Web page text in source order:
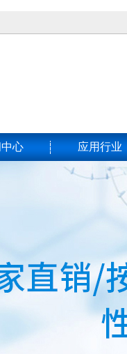
心 应用行业